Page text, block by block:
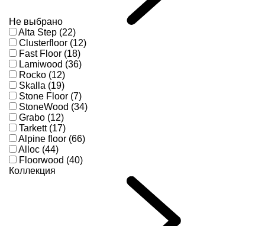
Не выбрано
Alta Step (22)
Clusterfloor (12)
Fast Floor (18)
Lamiwood (36)
Rocko (12)
Skalla (19)
Stone Floor (7)
StoneWood (34)
Grabo (12)
Tarkett (17)
Alpine floor (66)
Alloc (44)
Floorwood (40)
Коллекция